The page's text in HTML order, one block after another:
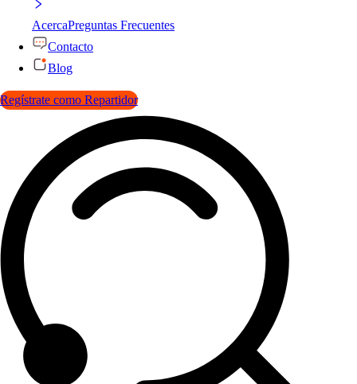
AcercaPreguntas Frecuentes
Contacto
Blog
Regístrate como Repartidor